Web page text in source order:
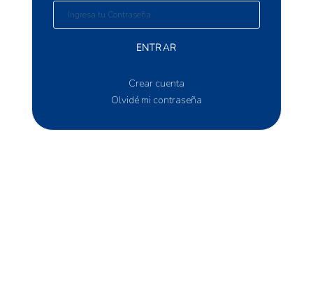
ENTRAR
Crear cuenta
Olvidé mi contraseña